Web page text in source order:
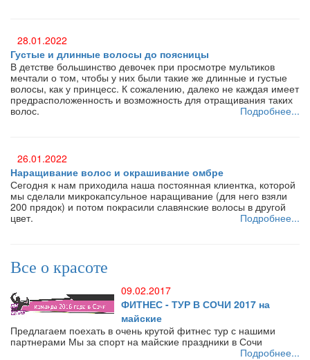
28.01.2022
Густые и длинные волосы до поясницы
В детстве большинство девочек при просмотре мультиков
мечтали о том, чтобы у них были такие же длинные и густые
волосы, как у принцесс. К сожалению, далеко не каждая имеет
предрасположенность и возможность для отращивания таких
волос.
Подробнее...
26.01.2022
Наращивание волос и окрашивание омбре
Сегодня к нам приходила наша постоянная клиентка, которой
мы сделали микрокапсульное наращивание (для него взяли
200 прядок) и потом покрасили славянские волосы в другой
цвет.
Подробнее...
Все о красоте
09.02.2017
ФИТНЕС - ТУР В СОЧИ 2017 на
майские
Предлагаем поехать в очень крутой фитнес тур с нашими
партнерами Мы за спорт на майские праздники в Сочи
Подробнее...